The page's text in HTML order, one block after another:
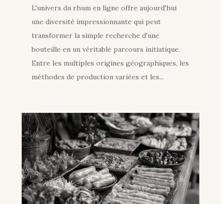
L'univers du rhum en ligne offre aujourd'hui
une diversité impressionnante qui peut
transformer la simple recherche d'une
bouteille en un véritable parcours initiatique.
Entre les multiples origines géographiques, les
méthodes de production variées et les...